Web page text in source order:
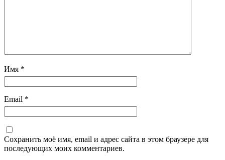
Имя *
Email *
Сохранить моё имя, email и адрес сайта в этом браузере для
последующих моих комментариев.